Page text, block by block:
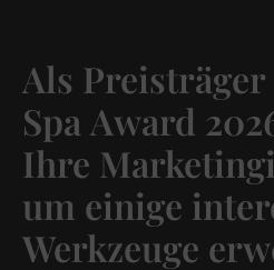
Als Preisträger
Spa Award
Ihre
um einige
Werkzeuge